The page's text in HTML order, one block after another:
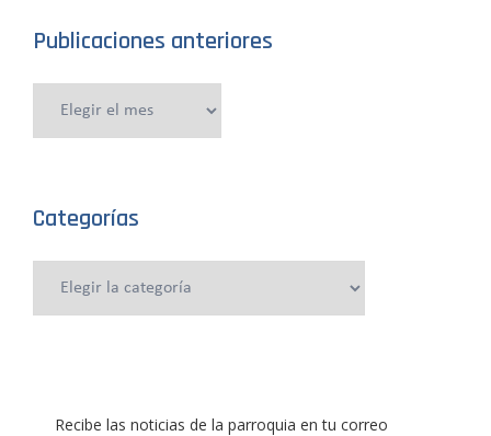
Publicaciones anteriores
Categorías
Recibe las noticias de la parroquia en tu correo